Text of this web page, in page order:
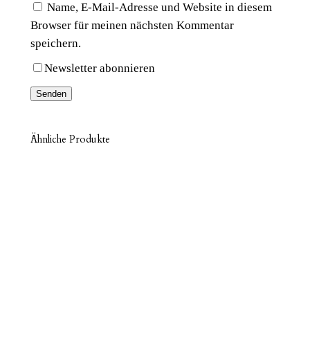
L
O
O
P
M
e
g
Name, E-Mail-Adresse und Website in diesem
Browser für meinen nächsten Kommentar
speichern.
Newsletter abonnieren
Ähnliche Produkte